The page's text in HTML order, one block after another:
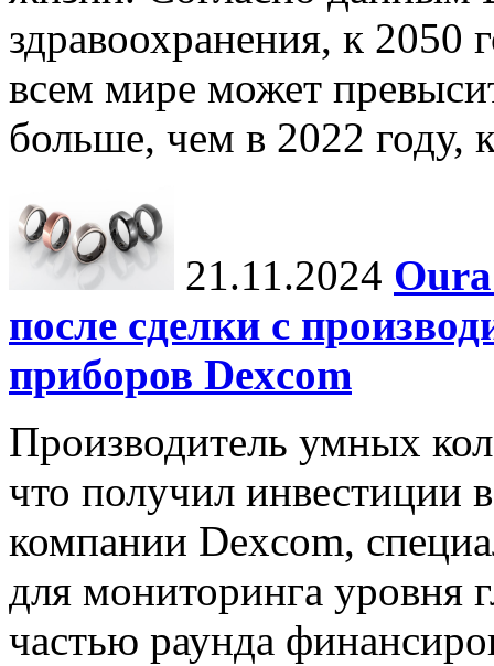
здравоохранения, к 2050
всем мире может
больше, чем в 2022 году,
21.11.2024
после сделки с
приборов Dexcom
Производитель умных
что получил инвестиции
компании Dexcom,
для мониторинга уровня
частью раунда